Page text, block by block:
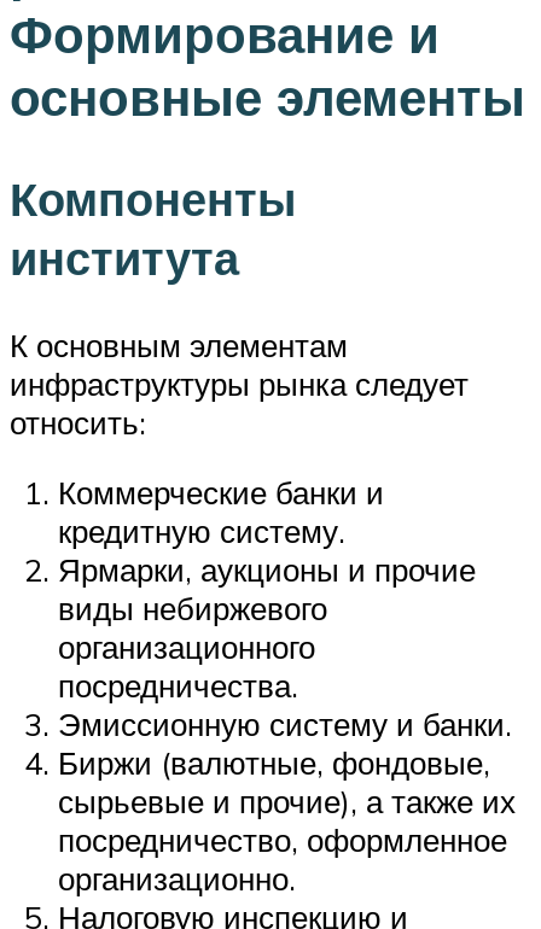
Формирование и
основные элементы
Компоненты
института
К основным элементам
инфраструктуры рынка следует
относить:
Коммерческие банки и
кредитную систему.
Ярмарки, аукционы и прочие
виды небиржевого
организационного
посредничества.
Эмиссионную систему и банки.
Биржи (валютные, фондовые,
сырьевые и прочие), а также их
посредничество, оформленное
организационно.
Налоговую инспекцию и